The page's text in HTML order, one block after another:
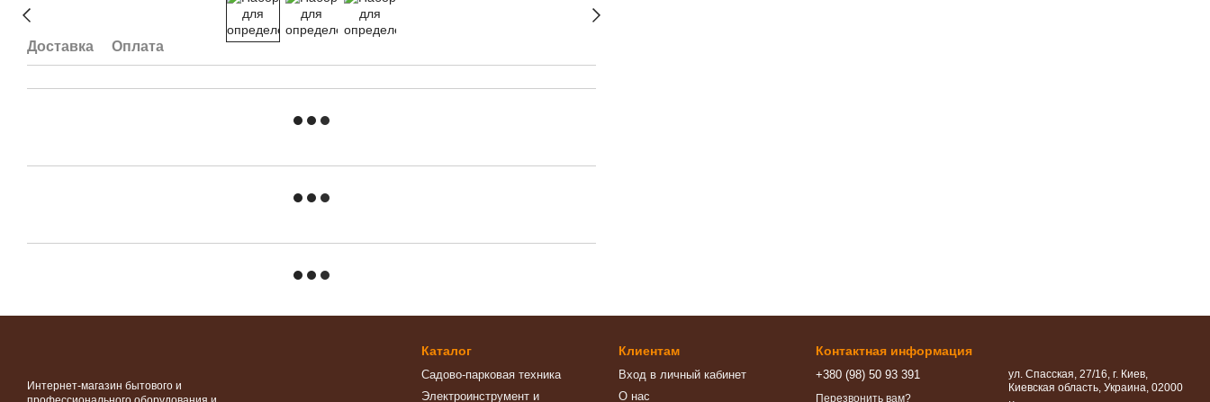
Доставка Оплата
Интернет-магазин бытового и
Каталог
Садово-парковая техника
Электроинструмент и
Клиентам
Вход в личный кабинет
О нас
Контактная информация
+380 (98) 50 93 391
Перезвонить вам?
ул. Спасская, 27/16, г. Киев,
Киевская область, Украина, 02000